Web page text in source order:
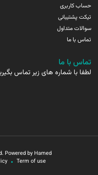
حساب کاربری
تیکت پشتیبانی
سوالات متداول
تماس با ما
تماس با ما
لطفا با شماره های زیر تماس
Powered by Hamed
Term of use